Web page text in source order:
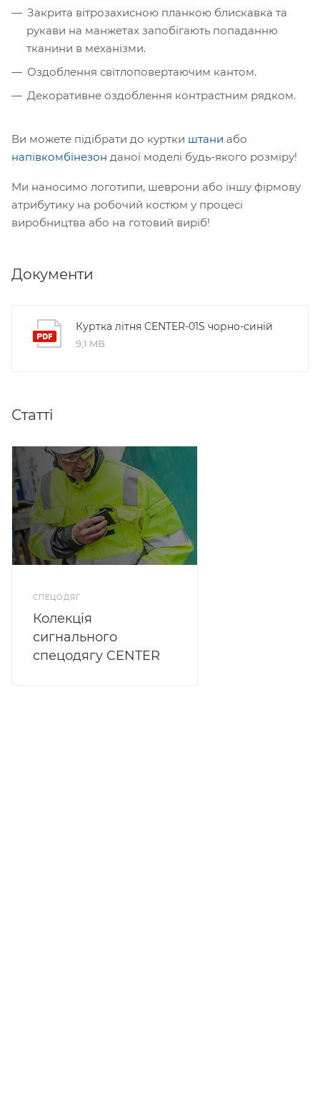
Закрита вітрозахисною планкою блискавка та
рукави на манжетах запобігають попаданню
тканини в механізми.
Оздоблення світлоповертаючим кантом.
Декоративне оздоблення контрастним рядком.
Ви можете підібрати до куртки штани або
напівкомбінезон даної моделі будь-якого розміру!
Ми наносимо логотипи, шеврони або іншу фірмову
атрибутику на робочий костюм у процесі
виробництва або на готовий виріб!
Документи
Куртка літня CENTER-01S чорно-синій
9,1 MB
Статті
СПЕЦОДЯГ
Колекція
сигнального
спецодягу CENTER